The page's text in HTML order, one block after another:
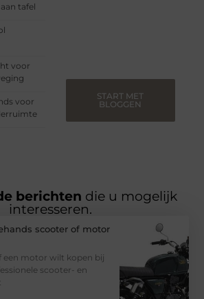
tafel
voor
voor
START MET
BLOGGEN
berichten die u mogelijk
interesseren.
scooter of motor
een motor wilt kopen bij
scooter- en